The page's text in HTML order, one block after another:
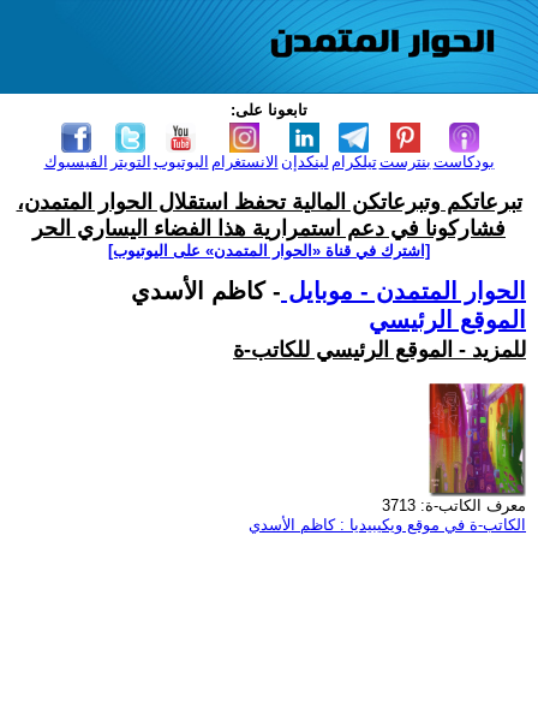
تابعونا على:
الفيسبوك التويتر اليوتيوب الانستغرام لينكدإن تيلكرامبنترست بودكاست
تبرعاتكم وتبرعاتكن المالية تحفظ استقلال الحوار المتمدن،
فشاركونا في دعم استمرارية هذا الفضاء اليساري الحر
[اشترك في قناة ‫«الحوار المتمدن» على اليوتيوب]
الحوار المتمدن - موبايل - كاظم الأسدي
الموقع الرئيسي
للمزيد - الموقع الرئيسي للكاتب-ة
معرف الكاتب-ة: 3713
الكاتب-ة في موقع ويكيبيديا : كاظم الأسدي